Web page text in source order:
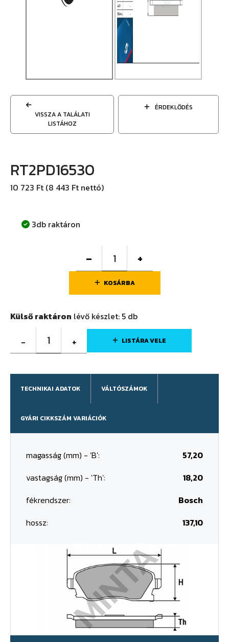
VISSZA A TALÁLATI
LISTÁHOZ
ÉRDEKLŐDÉS
RT2PD16530
10 723 Ft (8 443 Ft nettó)
3db raktáron
– +
KOSÁRBA
Külső raktáron lévő készlet: 5 db
- 1 + LISTÁRA VELE
TECHNIKAI ADATOK VÁLTÓSZÁMOK
GYÁRI CIKKSZÁM VARIÁCIÓK
magasság (mm) - 'B':
57,20
vastagság (mm) - 'Th':
18,20
fékrendszer:
Bosch
hossz:
137,10